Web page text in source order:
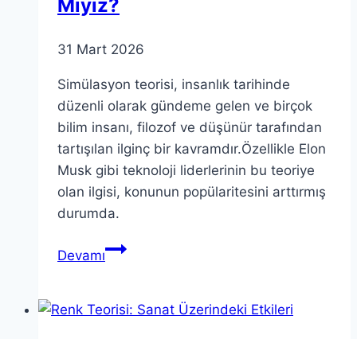
Mıyız?
31 Mart 2026
Simülasyon teorisi, insanlık tarihinde
düzenli olarak gündeme gelen ve birçok
bilim insanı, filozof ve düşünür tarafından
tartışılan ilginç bir kavramdır.Özellikle Elon
Musk gibi teknoloji liderlerinin bu teoriye
olan ilgisi, konunun popülaritesini arttırmış
durumda.
DevamıSimülasyon
Simülasyonda